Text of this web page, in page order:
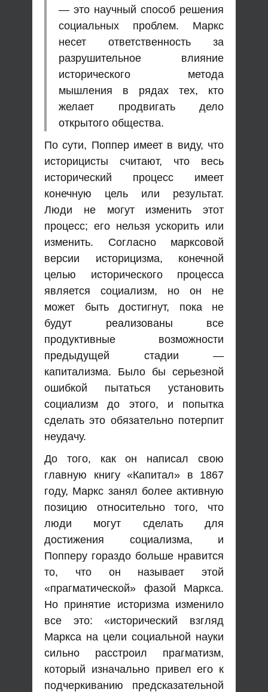
— это научный способ решения
социальных проблем. Маркс
несет ответственность за
разрушительное влияние
исторического метода
мышления в рядах тех, кто
желает продвигать дело
открытого общества.
По сути, Поппер имеет в виду, что
историцисты считают, что весь
исторический процесс имеет
конечную цель или результат.
Люди не могут изменить этот
процесс; его нельзя ускорить или
изменить. Согласно марксовой
версии историцизма, конечной
целью исторического процесса
является социализм, но он не
может быть достигнут, пока не
будут реализованы все
продуктивные возможности
предыдущей стадии —
капитализма. Было бы серьезной
ошибкой пытаться установить
социализм до этого, и попытка
сделать это обязательно потерпит
неудачу.
До того, как он написал свою
главную книгу «Капитал» в 1867
году, Маркс занял более активную
позицию относительно того, что
люди могут сделать для
достижения социализма, и
Попперу гораздо больше нравится
то, что он называет этой
«прагматической» фазой Маркса.
Но принятие историзма изменило
все это: «исторический взгляд
Маркса на цели социальной науки
сильно расстроил прагматизм,
который изначально привел его к
подчеркиванию предсказательной